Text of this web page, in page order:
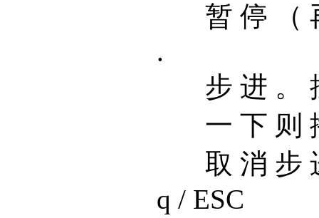
暂 停 （
.
步 进 。
一 下 则
取 消 步
q / ESC